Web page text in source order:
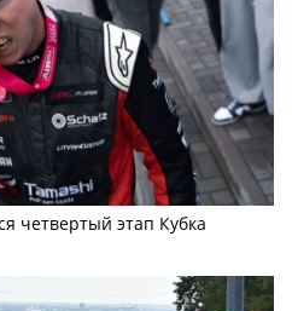
четвертый этап Кубка